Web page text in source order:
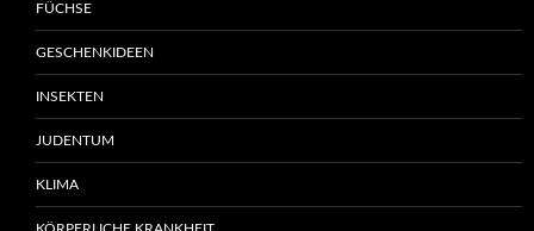
FÜCHSE
GESCHENKIDEEN
INSEKTEN
JUDENTUM
KLIMA